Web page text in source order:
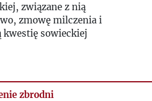
1992
związane z nią
zmowę milczenia i
kwestię sowieckiej
zbrodni